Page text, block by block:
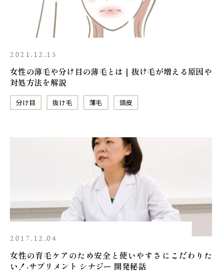
2021.12.15
女性の薄毛や分け目の薄毛とは｜抜け毛が増える原因や
対処方法を解説
分け目 抜け毛 薄毛 頭皮
2017.12.04
女性の育毛ケアのため安全と使いやすさにこだわりた
い！-サプリメント シナジー 開発秘話